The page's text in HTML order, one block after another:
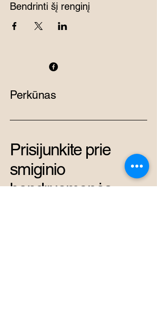
Bendrinti šį renginį
Perkūnas
Prisijunkite prie
smiginio
bendruomenės